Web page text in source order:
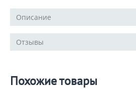
Описание
Отзывы
Похожие товары